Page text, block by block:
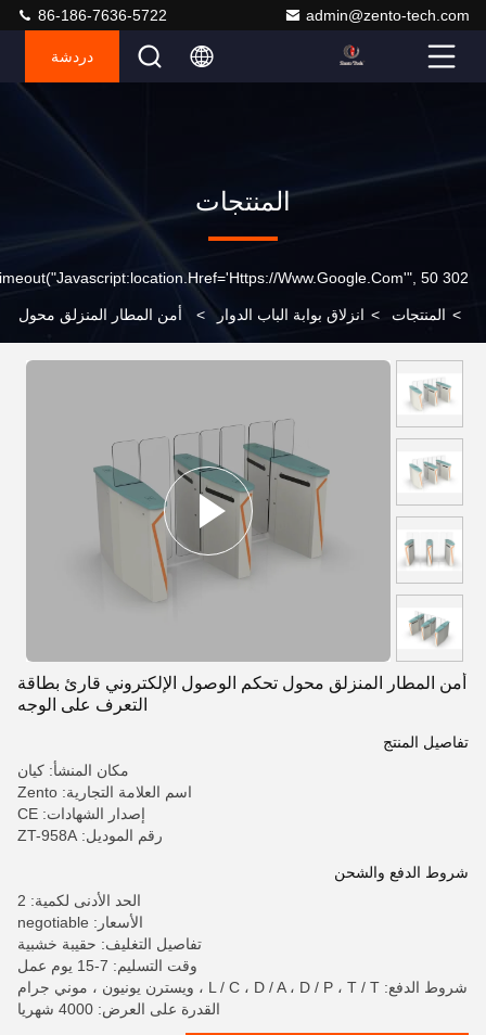
admin@zento-tech.com
86-186-7636-5722
دردشة
المنتجات
302 SetTimeout("javascript:location.href='https://www.google.com'", 50);
> المنتجات > انزلاق بوابة الباب الدوار > أمن المطار المنزلق محول
أمن المطار المنزلق محول تحكم الوصول الإلكتروني قارئ بطاقة
التعرف على الوجه
تفاصيل المنتج
مكان المنشأ: كيان
اسم العلامة التجارية: Zento
إصدار الشهادات: CE
رقم الموديل: ZT-958A
شروط الدفع والشحن
الحد الأدنى لكمية: 2
الأسعار: negotiable
تفاصيل التغليف: حقيبة خشبية
وقت التسليم: 7-15 يوم عمل
شروط الدفع: L / C ، D / A ، D / P ، T / T ، ويسترن يونيون ، موني جرام
القدرة على العرض: 4000 شهريا